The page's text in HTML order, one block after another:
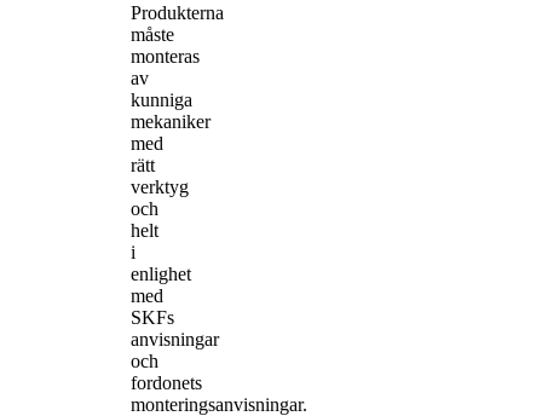
Produkterna
måste
monteras
av
kunniga
mekaniker
med
rätt
verktyg
och
helt
i
enlighet
med
SKFs
anvisningar
och
fordonets
monteringsanvisningar.